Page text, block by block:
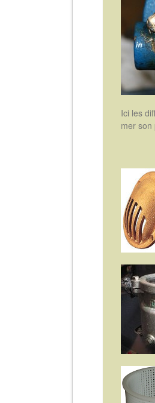
Ici les
mer son